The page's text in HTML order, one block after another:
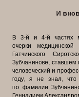
И
В 3-й и 4-й частях
очерки
Гатчинского
Зубчанинове,
человеческий и
году, я не знал,
по фамилии
Геннадием